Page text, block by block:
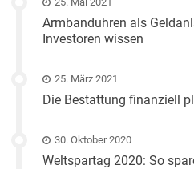
Armbanduhren als
Investoren wissen
25. März 2021
Die Bestattung finanziell
30. Oktober 2020
Weltspartag 2020: So